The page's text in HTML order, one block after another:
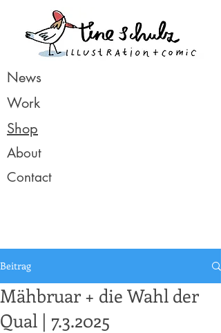
News
Work
Shop
About
Contact
Beitrag
Mähbruar + die Wahl der
Qual | 7.3.2025